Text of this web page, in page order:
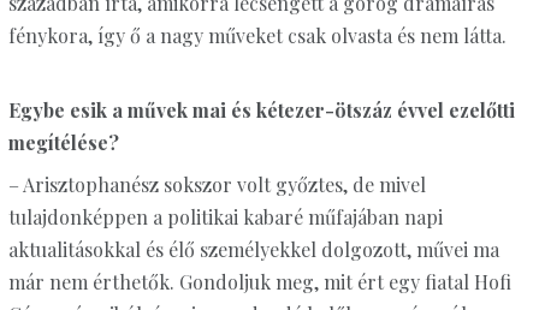
fénykora, így ő a nagy műveket csak olvasta és nem látta.
Egybe esik a művek mai és kétezer-ötszáz évvel ezelőtti
megítélése?
– Arisztophanész sokszor volt győztes, de mivel
tulajdonképpen a politikai kabaré műfajában napi
aktualitásokkal és élő személyekkel dolgozott, művei ma
már nem érthetők. Gondoljuk meg, mit ért egy fiatal Hofi